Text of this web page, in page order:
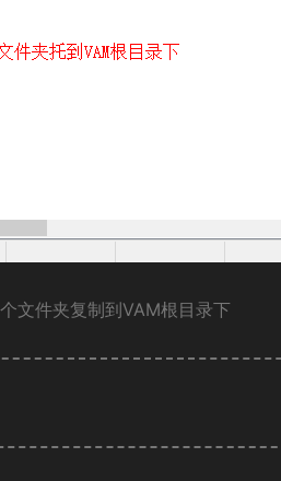
文件夹复制到VAM根目录下